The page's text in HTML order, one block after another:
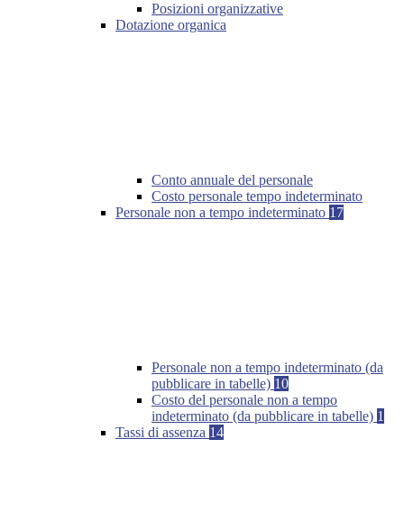
Posizioni organizzative
Dotazione organica
Conto annuale del personale
Costo personale tempo indeterminato
Personale non a tempo indeterminato 17
Personale non a tempo indeterminato (da
pubblicare in tabelle) 10
Costo del personale non a tempo
indeterminato (da pubblicare in tabelle) 1
Tassi di assenza 14